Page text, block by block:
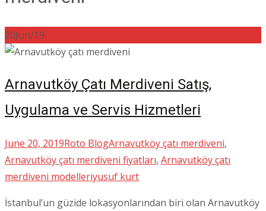
20Jun/19
Arnavutköy Çatı Merdiveni Satış,
Uygulama ve Servis Hizmetleri
June 20, 2019Roto BlogArnavutköy çatı merdiveni,
Arnavutköy çatı merdiveni fiyatları, Arnavutköy çatı
merdiveni modelleriyusuf kurt
İstanbul’un güzide lokasyonlarından biri olan Arnavutköy